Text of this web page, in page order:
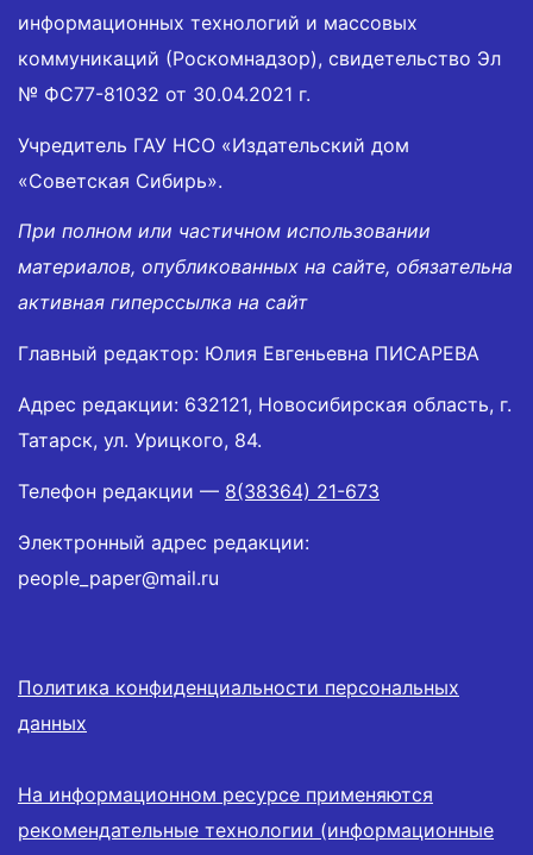
информационных технологий и массовых
коммуникаций (Роскомнадзор), свидетельство Эл
№ ФС77-81032 от 30.04.2021 г.
Учредитель ГАУ НСО «Издательский дом
«Советская Сибирь».
При полном или частичном использовании
материалов, опубликованных на сайте, обязательна
активная гиперссылка на сайт
Главный редактор: Юлия Евгеньевна ПИСАРЕВА
Адрес редакции: 632121, Новосибирская область, г.
Татарск, ул. Урицкого, 84.
Телефон редакции — 8(38364) 21-673
Электронный адрес редакции:
people_paper@mail.ru
Политика конфиденциальности персональных
данных
На информационном ресурсе применяются
рекомендательные технологии (информационные